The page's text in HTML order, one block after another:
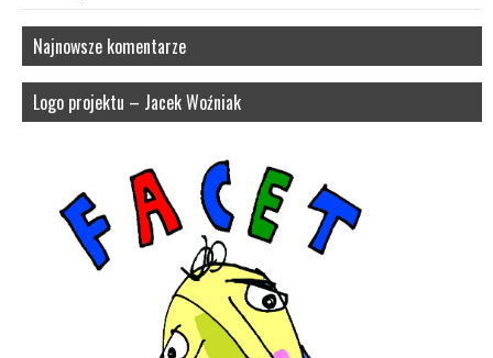
Najnowsze komentarze
Logo projektu – Jacek Woźniak